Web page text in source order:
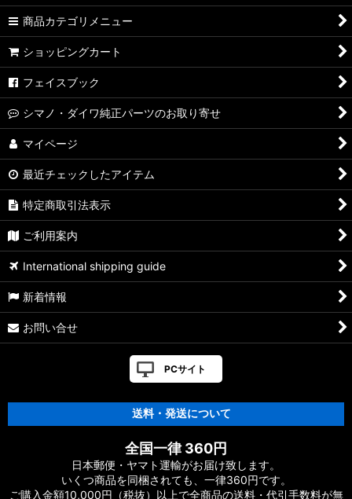
スタジオコンポジット
LIVRE/リブレ
ZPI
34/サーティーフォー
シマノ/夢屋
ダイワ/SLP WORKS
その他 拡張パーツ
商品カテゴリメニュー
ショッピングカート
フェイスブック
シマノ・ダイワ純正パーツのお取り寄せ
マイページ
最近チェックしたアイテム
特定商取引法表示
ご利用案内
International shipping guide
新着情報
お問い合せ
PCサイト
送料・発送について
全国一律 360円
日本郵便・ヤマト運輸がお届け致します。
いくつ商品を同梱されても、一律360円です。
ご購入金額10,000円（税抜）以上で全商品の送料・代引手数料が無